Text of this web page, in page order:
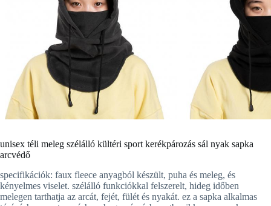
unisex téli meleg szélálló kültéri sport kerékpározás sál nyak sapka
arcvédő
specifikációk: faux fleece anyagból készült, puha és meleg, és
kényelmes viselet. szélálló funkciókkal felszerelt, hideg időben
melegen tarthatja az arcát, fejét, fülét és nyakát. ez a sapka alkalmas